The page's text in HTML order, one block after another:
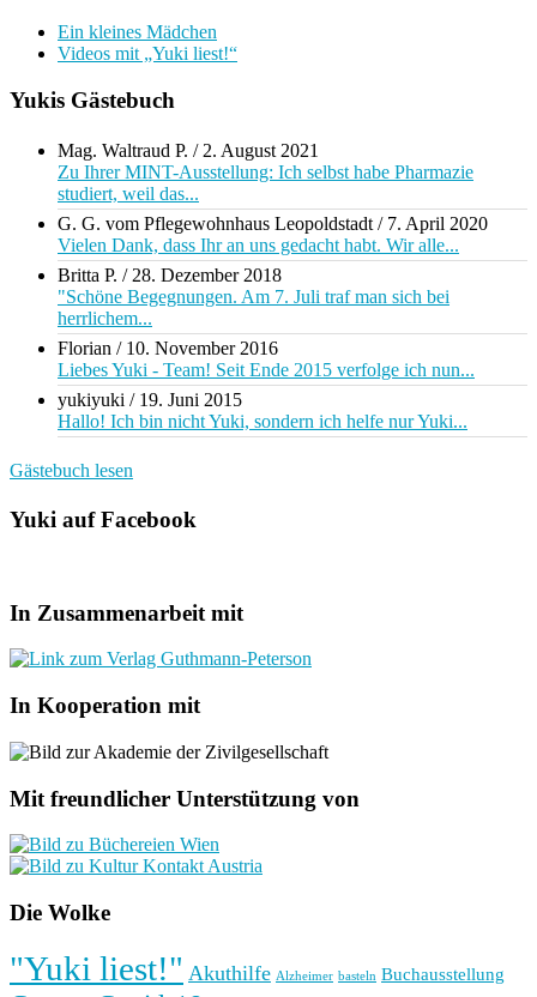
Ein kleines Mädchen
Videos mit „Yuki liest!“
Yukis Gästebuch
Mag. Waltraud P. / 2. August 2021
Zu Ihrer MINT-Ausstellung: Ich selbst habe Pharmazie
studiert, weil das...
G. G. vom Pflegewohnhaus Leopoldstadt / 7. April 2020
Vielen Dank, dass Ihr an uns gedacht habt. Wir alle...
Britta P. / 28. Dezember 2018
"Schöne Begegnungen. Am 7. Juli traf man sich bei
herrlichem...
Florian / 10. November 2016
Liebes Yuki - Team! Seit Ende 2015 verfolge ich nun...
yukiyuki / 19. Juni 2015
Hallo! Ich bin nicht Yuki, sondern ich helfe nur Yuki...
Gästebuch lesen
Yuki auf Facebook
In Zusammenarbeit mit
In Kooperation mit
Mit freundlicher Unterstützung von
Die Wolke
"Yuki liest!" Akuthilfe Alzheimer basteln Buchausstellung